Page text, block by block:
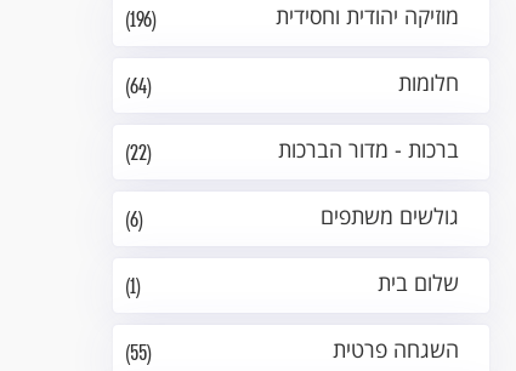
(196) מוזיקה יהודית וחסידית
(64) חלומות
(22) ברכות - מדור הברכות
(6) גולשים משתפים
(1) שלום בית
(55) השגחה פרטית